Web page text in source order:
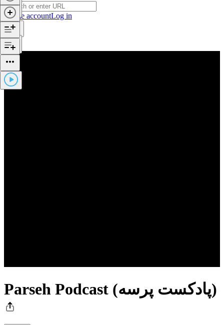
Create accountLog in
Parseh Podcast (پادکست پرسه)